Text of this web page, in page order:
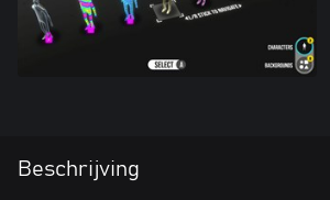
Beschrijving